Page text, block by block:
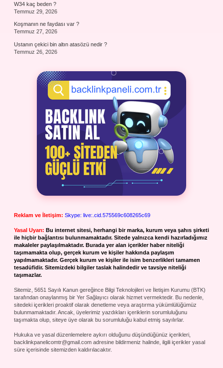
W34 kaç beden ?
Temmuz 29, 2026
Koşmanın ne faydası var ?
Temmuz 27, 2026
Ustanın çekici bin altın atasözü nedir ?
Temmuz 26, 2026
Reklam ve İletişim: Skype: live:.cid.575569c608265c69
Yasal Uyarı: Bu internet sitesi, herhangi bir marka, kurum veya şahıs şirketi
ile hiçbir bağlantısı bulunmamaktadır. Sitede yalnızca kendi hazırladığımız
makaleler paylaşılmaktadır. Burada yer alan içerikler haber niteliği
taşımamakta olup, gerçek kurum ve kişiler hakkında paylaşım
yapılmamaktadır. Gerçek kurum ve kişiler ile isim benzerlikleri tamamen
tesadüfidir. Sitemizdeki bilgiler taslak halindedir ve tavsiye niteliği
taşımazlar.
Sitemiz, 5651 Sayılı Kanun gereğince Bilgi Teknolojileri ve İletişim Kurumu (BTK)
tarafından onaylanmış bir Yer Sağlayıcı olarak hizmet vermektedir. Bu nedenle,
sitedeki içerikleri proaktif olarak denetleme veya araştırma yükümlülüğümüz
bulunmamaktadır. Ancak, üyelerimiz yazdıkları içeriklerin sorumluluğunu
taşımakta olup, siteye üye olarak bu sorumluluğu kabul etmiş sayılırlar.
Hukuka ve yasal düzenlemelere aykırı olduğunu düşündüğünüz içerikleri,
backlinkpanelicomtr@gmail.com adresine bildirmeniz halinde, ilgili içerikler yasal
süre içerisinde sitemizden kaldırılacaktır.